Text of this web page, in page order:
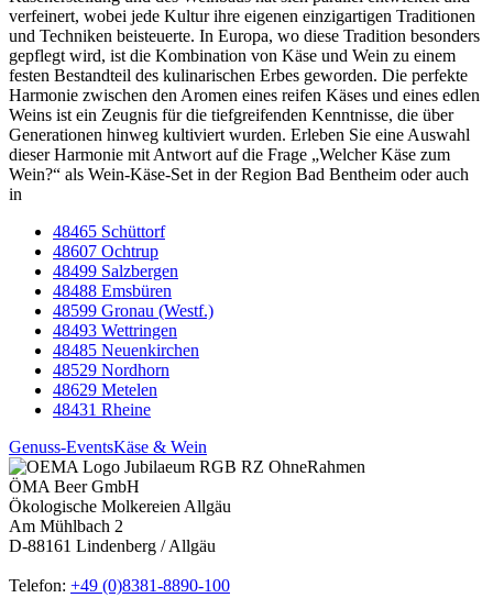
verfeinert, wobei jede Kultur ihre eigenen einzigartigen Traditionen
und Techniken beisteuerte. In Europa, wo diese Tradition besonders
gepflegt wird, ist die Kombination von Käse und Wein zu einem
festen Bestandteil des kulinarischen Erbes geworden. Die perfekte
Harmonie zwischen den Aromen eines reifen Käses und eines edlen
Weins ist ein Zeugnis für die tiefgreifenden Kenntnisse, die über
Generationen hinweg kultiviert wurden. Erleben Sie eine Auswahl
dieser Harmonie mit Antwort auf die Frage „Welcher Käse zum
Wein?“ als Wein-Käse-Set in der Region Bad Bentheim oder auch
in
48465 Schüttorf
48607 Ochtrup
48499 Salzbergen
48488 Emsbüren
48599 Gronau (Westf.)
48493 Wettringen
48485 Neuenkirchen
48529 Nordhorn
48629 Metelen
48431 Rheine
Genuss-EventsKäse & Wein
ÖMA Beer GmbH
Ökologische Molkereien Allgäu
Am Mühlbach 2
D-88161 Lindenberg / Allgäu
Telefon: +49 (0)8381-8890-100